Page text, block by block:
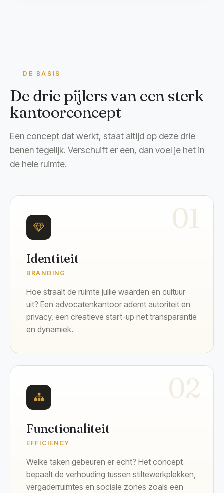
DE BASIS
De drie pijlers van een sterk
kantoorconcept
Een concept dat werkt, staat altijd op deze drie
benen tegelijk. Verschuift er een, dan voel je het in
de hele ruimte.
01
Identiteit
BRANDING
Hoe straalt de ruimte jullie waarden en cultuur
uit? Een advocatenkantoor ademt autoriteit en
privacy, een creatieve start-up net transparantie
en dynamiek.
02
Functionaliteit
EFFICIENCY
Welke taken gebeuren er echt? Het concept
bepaalt de verhouding tussen stiltewerkplekken,
vergaderruimtes en sociale zones zoals een